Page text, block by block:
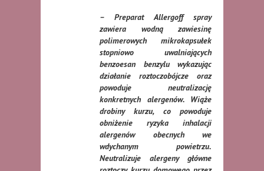
– Preparat Allergoff spray
zawiera wodną zawiesinę
polimerowych mikrokapsułek
stopniowo uwalniających
benzoesan benzylu wykazując
działanie roztoczobójcze oraz
powoduje neutralizację
konkretnych alergenów. Wiąże
drobiny kurzu, co powoduje
obniżenie ryzyka inhalacji
alergenów obecnych we
wdychanym powietrzu.
Neutralizuje alergeny główne